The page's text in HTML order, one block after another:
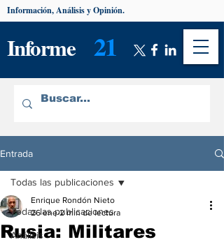
Informe 21
Información, Análisis y Opinión.
Entrada
Todas las publicaciones
Análisis
Todas las publicaciones
Rusia: Militares
Enrique Rondón Nieto
26 ene 2 min de lectura